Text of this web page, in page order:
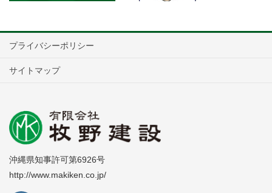
プライバシーポリシー
サイトマップ
沖縄県知事許可第6926号
http://www.makiken.co.jp/